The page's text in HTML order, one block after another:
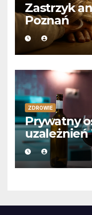
Zastrzyk
Poznań
ZDROWIE
Prywatny
uzależnień